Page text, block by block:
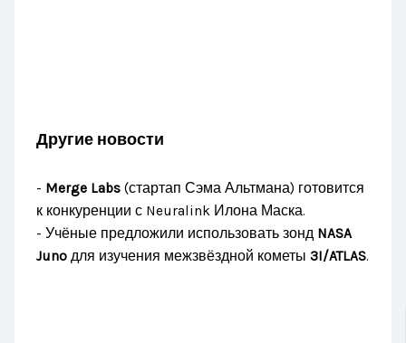
Другие новости
- Merge Labs (стартап Сэма Альтмана) готовится
к конкуренции с Neuralink Илона Маска.
- Учёные предложили использовать зонд NASA
Juno для изучения межзвёздной кометы3I/ATLAS.